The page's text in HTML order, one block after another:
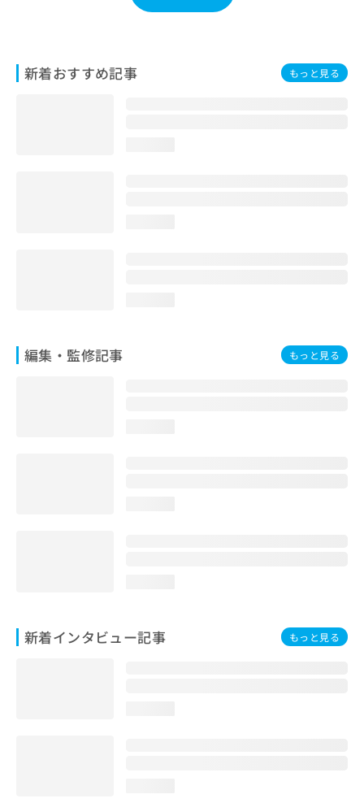
新着おすすめ記事 もっと見る
編集・監修記事 もっと見る
新着インタビュー記事 もっと見る
わ